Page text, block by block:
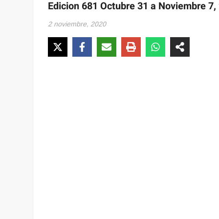
Edicion 681 Octubre 31 a Noviembre
2 noviembre, 2020